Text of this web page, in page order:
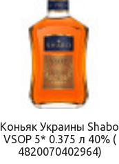
Коньяк Украины Shabo
VSOP 5* 0.375 л 40% (
4820070402964)